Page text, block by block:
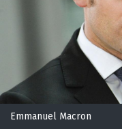
Emmanuel Macron